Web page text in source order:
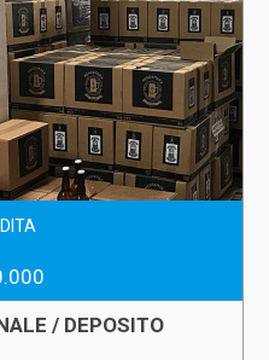
/ DEPOSITO